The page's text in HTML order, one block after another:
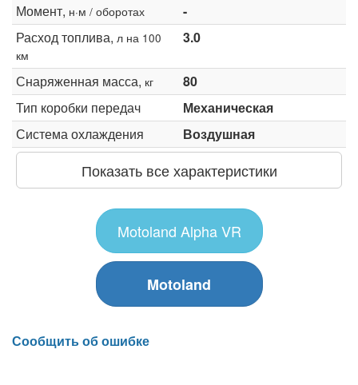
Момент, н·м / оборотах
-
Расход топлива, л на 100
км
3.0
Снаряженная масса, кг
80
Тип коробки передач
Механическая
Система охлаждения
Воздушная
Показать все характеристики
Motoland Alpha VR
Motoland
Сообщить об ошибке